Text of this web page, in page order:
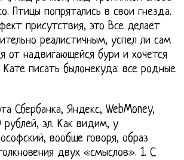
Птицы попрятались в свои гнезда.
присутствия, это Все делает
реалистичным, успел ли сам
от надвигающейся бури и хочется
Кате писать былонекуда: все родные
Сбербанка, Яндекс, WebMoney,
рублей, эл. Как видим, у
вообще говоря, образ
двух «смыслов». 1. С